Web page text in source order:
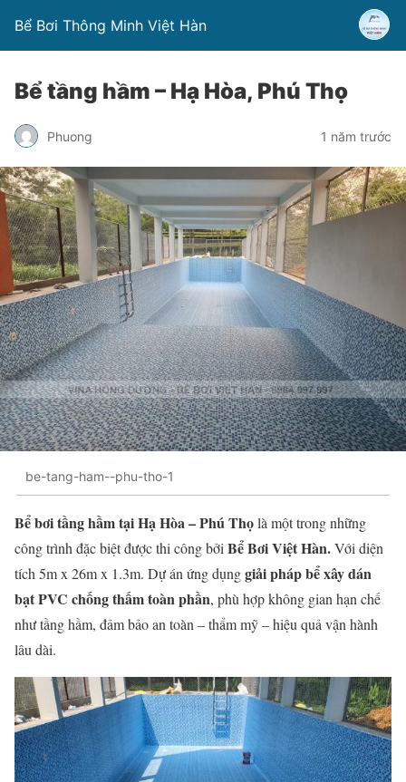
Bể Bơi Thông Minh Việt Hàn
Bể tầng hầm – Hạ Hòa, Phú Thọ
Phuong 1 năm trước
be-tang-ham--phu-tho-1
Bể bơi tầng hầm tại Hạ Hòa – Phú Thọlà một trong những
công trình đặc biệt được thi công bởiBể Bơi Việt Hàn.Với diện
tích 5m x 26m x 1.3m. Dự án ứng dụnggiải pháp bể xây dán
bạt PVC chống thấm toàn phần, phù hợp không gian hạn chế
như tầng hầm, đảm bảo an toàn – thẩm mỹ – hiệu quả vận hành
lâu dài.